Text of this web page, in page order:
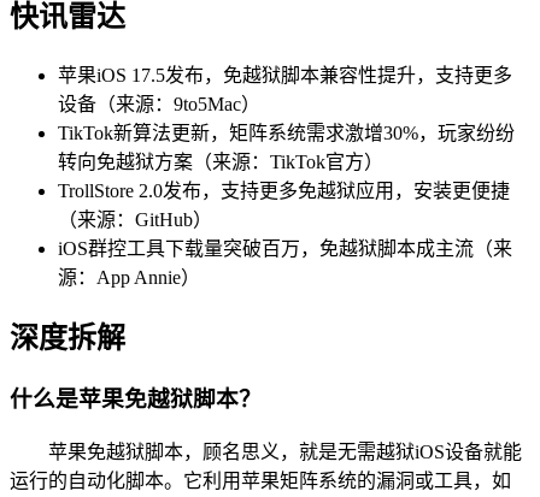
快讯雷达
苹果iOS 17.5发布，免越狱脚本兼容性提升，支持更多
设备（来源：9to5Mac）
TikTok新算法更新，矩阵系统需求激增30%，玩家纷纷
转向免越狱方案（来源：TikTok官方）
TrollStore 2.0发布，支持更多免越狱应用，安装更便捷
（来源：GitHub）
iOS群控工具下载量突破百万，免越狱脚本成主流（来
源：App Annie）
深度拆解
什么是苹果免越狱脚本？
苹果免越狱脚本，顾名思义，就是无需越狱iOS设备就能
运行的自动化脚本。它利用苹果矩阵系统的漏洞或工具，如